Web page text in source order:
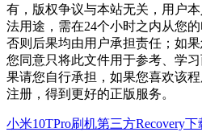
有，版权争议与本站无关，用户
法用途，需在24个小时之内从您
否则后果均由用户承担责任；如
您同意只将此文件用于参考、学
果请您自行承担，如果您喜欢该
注册，得到更好的正版服务。
小米10TPro刷机第三方Recovery下